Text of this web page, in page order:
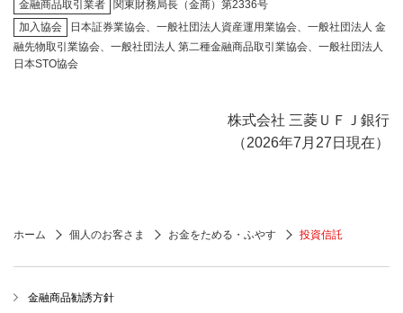
金融商品取引業者
関東財務局長（金商）第2336号
加入協会
日本証券業協会、一般社団法人資産運用業協会、一般社団法人 金
融先物取引業協会、一般社団法人 第二種金融商品取引業協会、一般社団法人
日本STO協会
株式会社 三菱ＵＦＪ銀行
（2026年7月27日現在）
ホーム 個人のお客さま お金をためる・ふやす 投資信託
金融商品勧誘方針